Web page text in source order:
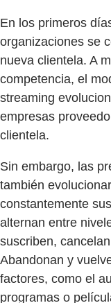
En los primeros
organizaciones se
nueva clientela. A
competencia, el
streaming
empresas
clientela.
Sin embargo, las
también
constantemente
alternan entre
suscriben,
Abandonan y
factores, como el
programas o